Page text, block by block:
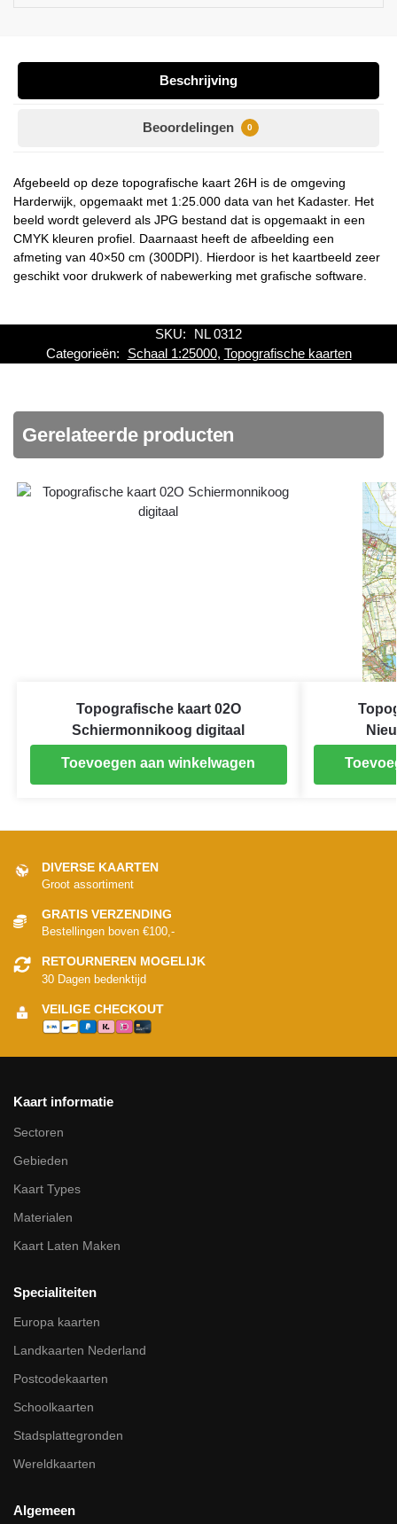
Beschrijving
Beoordelingen 0
Afgebeeld op deze topografische kaart 26H is de omgeving
Harderwijk, opgemaakt met 1:25.000 data van het Kadaster. Het
beeld wordt geleverd als JPG bestand dat is opgemaakt in een
CMYK kleuren profiel. Daarnaast heeft de afbeelding een
afmeting van 40×50 cm (300DPI). Hierdoor is het kaartbeeld zeer
geschikt voor drukwerk of nabewerking met grafische software.
SKU:
NL 0312
Categorieën:
Schaal 1:25000, Topografische kaarten
Gerelateerde producten
Topografische kaart 02O
Schiermonnikoog digitaal
Toevoegen aan winkelwagen
DIVERSE KAARTEN
Groot assortiment
GRATIS VERZENDING
Bestellingen boven €100,-
RETOURNEREN MOGELIJK
30 Dagen bedenktijd
VEILIGE CHECKOUT
Kaart informatie
Sectoren
Gebieden
Kaart Types
Materialen
Kaart Laten Maken
Specialiteiten
Europa kaarten
Landkaarten Nederland
Postcodekaarten
Schoolkaarten
Stadsplattegronden
Wereldkaarten
Algemeen